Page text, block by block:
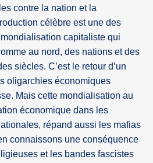
contre la nation et la
célèbre est une des
capitaliste qui
au nord, des nations et des
siècles. C’est le retour d’un
oligarchies économiques
Mais cette mondialisation au
économique dans les
répand aussi les mafias
connaissons une conséquence
et les bandes fascistes